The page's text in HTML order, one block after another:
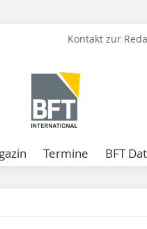
Kontakt zur
Termine BFT